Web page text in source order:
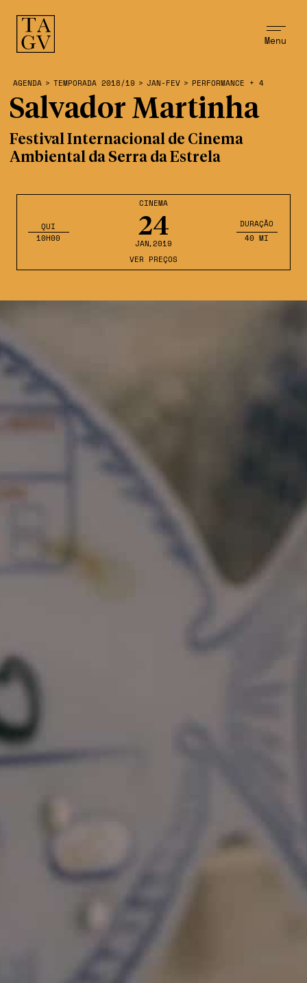
Menu
CINEMA
24
JAN,2019
QUI
10H00
DURAÇÃO
40 MI
VER PREÇOS
AGENDA > TEMPORADA 2018/19 > JAN-FEV > PERFORMANCE + 4
Salvador Martinha
Festival Internacional de Cinema
Ambiental da Serra da Estrela